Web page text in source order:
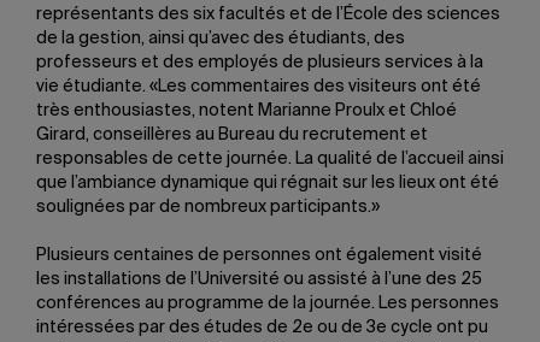
représentants des six facultés et de l’École des sciences
de la gestion, ainsi qu’avec des étudiants, des
professeurs et des employés de plusieurs services à la
vie étudiante. «Les commentaires des visiteurs ont été
très enthousiastes, notent Marianne Proulx et Chloé
Girard, conseillères au Bureau du recrutement et
responsables de cette journée. La qualité de l’accueil ainsi
que l’ambiance dynamique qui régnait sur les lieux ont été
soulignées par de nombreux participants.»
Plusieurs centaines de personnes ont également visité
les installations de l’Université ou assisté à l’une des 25
conférences au programme de la journée. Les personnes
intéressées par des études de 2e ou de 3e cycle ont pu